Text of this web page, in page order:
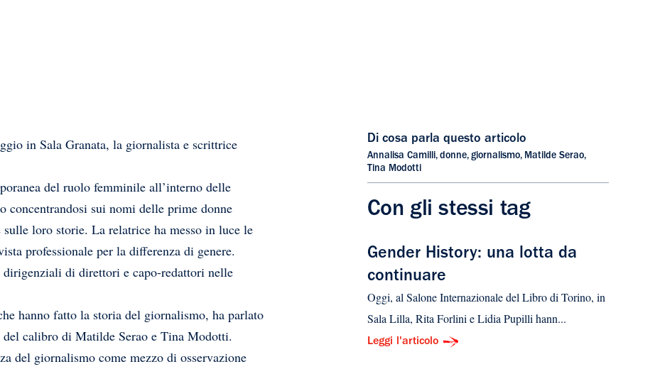
in Sala Granata, la giornalista e scrittrice
del ruolo femminile all’interno delle
concentrandosi sui nomi delle prime donne
loro storie. La relatrice ha messo in luce le
professionale per la differenza di genere.
di direttori e capo-redattori nelle
hanno fatto la storia del giornalismo, ha parlato
calibro di Matilde Serao e Tina Modotti.
del giornalismo come mezzo di osservazione
Di cosa parla questo articolo
Annalisa Camilli, donne, giornalismo, Matilde Serao,
Tina Modotti
Con gli stessi tag
Gender History: una lotta da
continuare
Oggi, al Salone Internazionale del Libro di Torino, in
Sala Lilla, Rita Forlini e Lidia Pupilli hann...
Leggi l'articolo